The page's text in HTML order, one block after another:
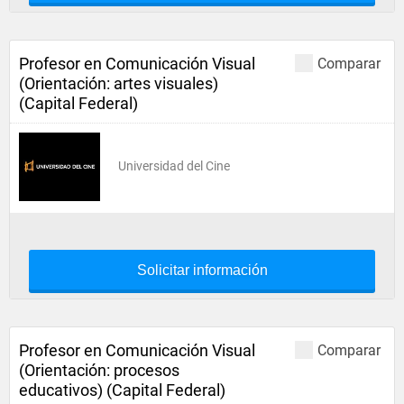
Comparar
Profesor en Comunicación Visual
(Orientación: artes visuales)
(Capital Federal)
Universidad del Cine
Solicitar información
Comparar
Profesor en Comunicación Visual
(Orientación: procesos
educativos) (Capital Federal)